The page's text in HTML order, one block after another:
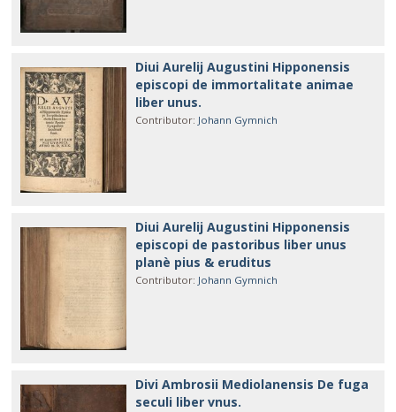
Diui Aurelij Augustini Hipponensis
episcopi de immortalitate animae
liber unus.
Contributor: Johann Gymnich
Diui Aurelij Augustini Hipponensis
episcopi de pastoribus liber unus
planè pius & eruditus
Contributor: Johann Gymnich
Divi Ambrosii Mediolanensis De fuga
seculi liber vnus.